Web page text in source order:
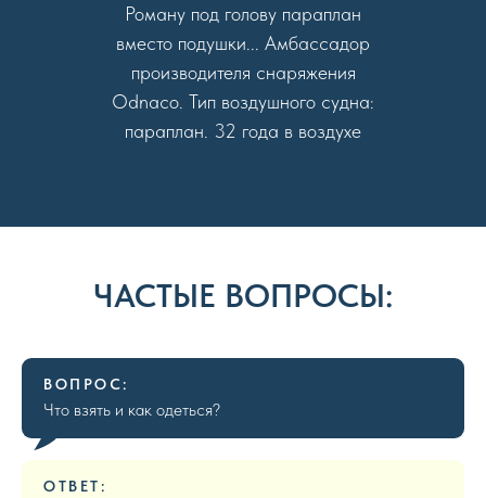
Роману под голову параплан
вместо подушки... Амбассадор
производителя снаряжения
Odnaco. Тип воздушного судна:
параплан. 32 года в воздухе
ЧАСТЫЕ ВОПРОСЫ:
ВОПРОС:
Что взять и как одеться?
ОТВЕТ: